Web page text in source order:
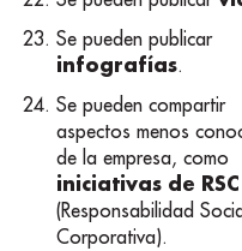
Se pueden publicar
infografías.
Se pueden compartir
aspectos menos
de la empresa, como
iniciativas de RSC
(Responsabilidad
Corporativa).